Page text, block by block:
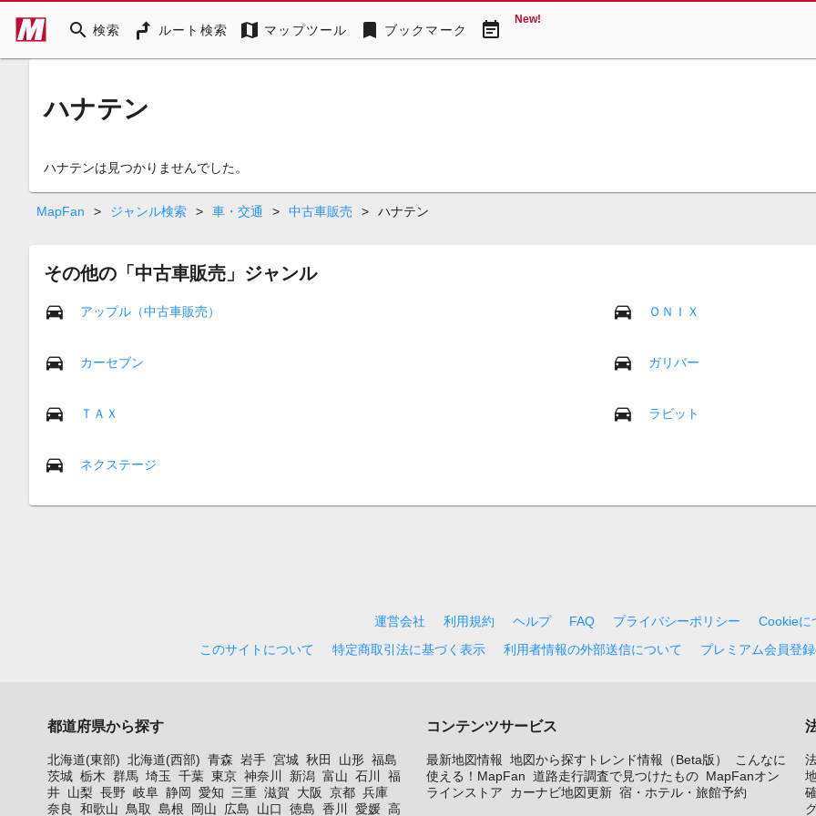
search 検索 ルート検索 map マップツール bookmark ブックマーク event_note New!
ハナテン
ハナテンは見つかりませんでした。
MapFan > ジャンル検索 > 車・交通 > 中古車販売 > ハナテン
その他の「中古車販売」ジャンル
アップル（中古車販売） ＯＮＩＸ
カーセブン ガリバー
ＴＡＸ ラビット
ネクステージ
運営会社 利用規約 ヘルプ FAQ プライバシーポリシー
Cookieに
このサイトについて
特定商取引法に基づく表示 利用者情報の外部送信について プレミアム会員登
都道府県から探す
北海道(東部) 北海道(西部) 青森 岩手 宮城 秋田 山形 福島
茨城 栃木 群馬 埼玉 千葉 東京 神奈川 新潟 富山 石川
福
井 山梨 長野 岐阜 静岡 愛知 三重 滋賀 大阪 京都 兵庫
奈良
和歌山 鳥取 島根 岡山 広島 山口 徳島 香川 愛媛 高
コンテンツサービス
最新地図情報 地図から探すトレンド情報（Beta版）
こんなに
使える！MapFan 道路走行調査で見つけたもの MapFanオン
ラインストア
カーナビ地図更新 宿・ホテル・旅館予約